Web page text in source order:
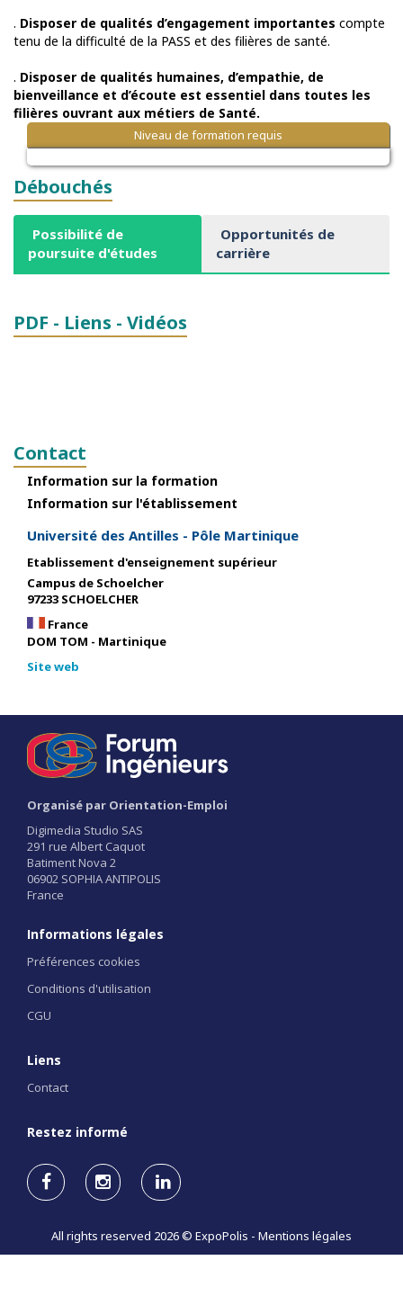
. Disposer de qualités d’engagement importantes compte
tenu de la difficulté de la PASS et des filières de santé.
. Disposer de qualités humaines, d’empathie, de
bienveillance et d’écoute est essentiel dans toutes les
filières ouvrant aux métiers de Santé.
Niveau de formation requis
Débouchés
Possibilité de
poursuite d'études
Opportunités de
carrière
PDF - Liens - Vidéos
Contact
Information sur la formation
Information sur l'établissement
Université des Antilles - Pôle Martinique
Etablissement d'enseignement supérieur
Campus de Schoelcher
97233 SCHOELCHER
France
DOM TOM - Martinique
Site web
Organisé par Orientation-Emploi
Digimedia Studio SAS
291 rue Albert Caquot
Batiment Nova 2
06902 SOPHIA ANTIPOLIS
France
Informations légales
Préférences cookies
Conditions d'utilisation
CGU
Liens
Contact
Restez informé
All rights reserved 2026 © ExpoPolis - Mentions légales